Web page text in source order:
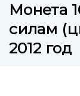
Монета
силам
2012 год